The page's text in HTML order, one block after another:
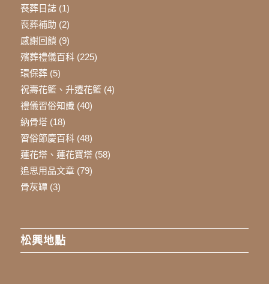
喪葬日誌(1)
喪葬補助 (2)
感謝回饋(9)
殯葬禮儀百科(225)
環保葬(5)
祝壽花籃、升遷花籃(4)
禮儀習俗知識(40)
納骨塔(18)
習俗節慶百科(48)
蓮花塔、蓮花寶塔(58)
追思用品文章(79)
骨灰罈(3)
松興地點